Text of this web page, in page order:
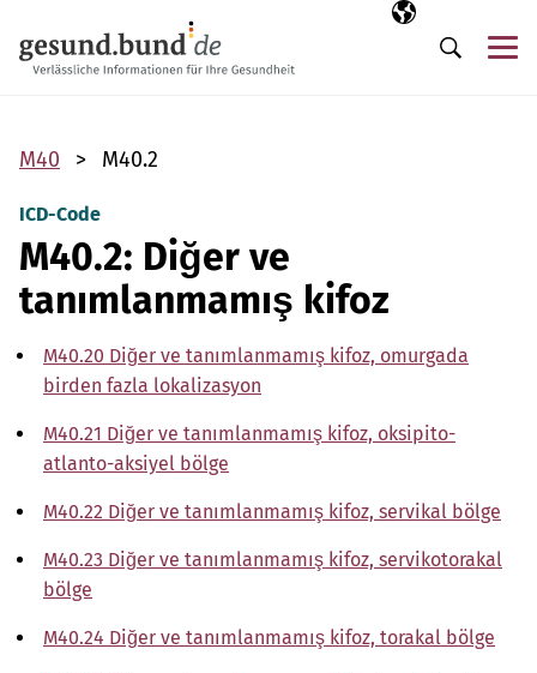
Seçili dil
TR
Arama
M40 M40.2
ICD-Code
M40.2: Diğer ve
tanımlanmamış kifoz
M40.20 Diğer ve tanımlanmamış kifoz, omurgada
birden fazla lokalizasyon
M40.21 Diğer ve tanımlanmamış kifoz, oksipito-
atlanto-aksiyel bölge
M40.22 Diğer ve tanımlanmamış kifoz, servikal bölge
M40.23 Diğer ve tanımlanmamış kifoz, servikotorakal
bölge
M40.24 Diğer ve tanımlanmamış kifoz, torakal bölge